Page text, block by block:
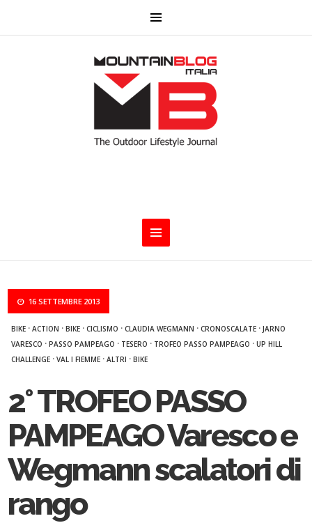
16 SETTEMBRE 2013
BIKE ·ACTION ·BIKE ·CICLISMO ·CLAUDIA WEGMANN ·CRONOSCALATE ·JARNO
VARESCO ·PASSO PAMPEAGO · TESERO · TROFEO PASSO PAMPEAGO ·UP HILL
CHALLENGE ·VAL I FIEMME ·ALTRI ·BIKE
2° TROFEO PASSO
PAMPEAGO Varesco e
Wegmann scalatori di
rango